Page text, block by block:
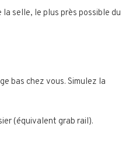
selle, le plus près possible du
bas chez vous. Simulez la
(équivalent grab rail).